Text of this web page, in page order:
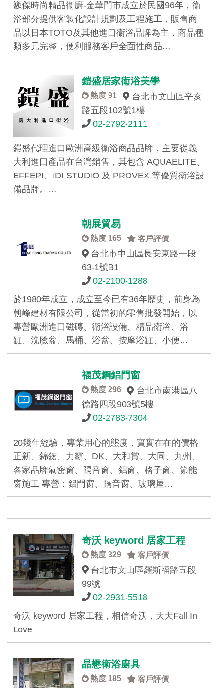
巍傑時尚精品衞廚-金華門市成立於民國96年，衞
浴部分提供客製化設計規劃及工程施工，販售商
品以日本TOTO及其他進口衞浴品牌為主，商品種
類多元完整，便利服務客戶全面性商品…
鎧盛居家衛浴美學
熱度 91
台北市文山區辛亥
路五段102號1樓
02-2792-2111
鎧盛代理進口歐洲高級衛浴商品品牌，主要從義
大利進口產品在台灣銷售，其包含 AQUAELITE、
EFFEPI、IDI STUDIO 及 PROVEX 等優質衛浴設
備品牌。…
朝展貿易
熱度 165 客戶評價
台北市中山區長安東路一段
63-1號B1
02-2100-1288
於1980年成立，成立至今已有36年歷史，前身為
朝峰建材有限公司，從當初的零售批發開始，以
專營歐洲進口磁磚、衛浴設備、精品衛浴、浴
缸、洗臉盆、馬桶、浴盆、按摩浴缸、小便…
福茂鋼鋁門窗
熱度 296
台北市南港區八
德路四段903號5樓
02-2783‑7304
20幾年經驗，專業用心的態度，實實在在的價格
正新、錦鋐、力霸、DK、大和賞、大同、九州、
各家品牌氣密窗、隔音窗、鋁窗、格子窗、節能
窗施工 專營：鋁門窗、隔音窗、玻璃屋…
奇沃 keyword 居家工程
熱度 329 客戶評價
台北市文山區羅斯福路五段
99號
02-2931-5518
奇沃 keyword 居家工程，相信奇沃，天天Fall In
Love
晶懋衛浴廚具
熱度 185 客戶評價